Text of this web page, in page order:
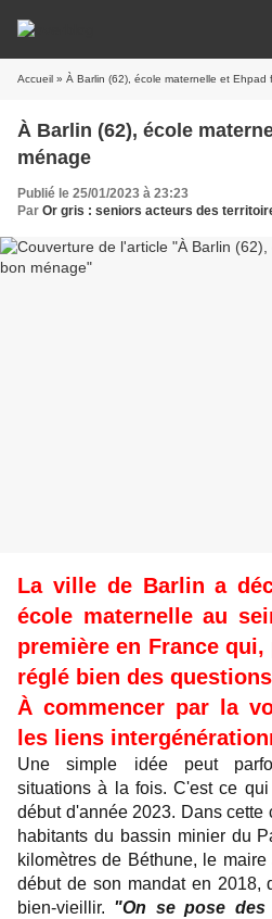
Accueil » À Barlin (62), école maternelle et Ehpad
À Barlin (62), école
ménage
Publié le 25/01/2023 à 23:23
Par Or gris : seniors acteurs des territoires,
La ville de Barlin a
école maternelle au
première en France
réglé bien des
À commencer par la
les liens
Une simple idée peut
situations à la fois. C'est ce
début d'année 2023. Dans cette
habitants du bassin minier du
kilomètres de Béthune, le maire
début de son mandat en 2018,
bien-vieillir. "On se pose